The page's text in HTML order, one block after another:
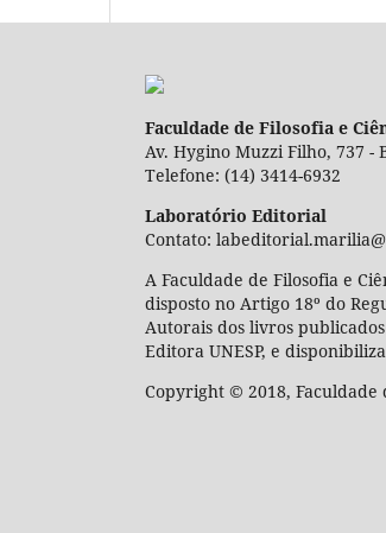
Faculdade de Filosofia e
Av. Hygino Muzzi Filho, 737 -
Telefone: (14) 3414-6932
Laboratório Editorial
Contato:
A Faculdade de Filosofia e
disposto no Artigo 18º do
Autorais dos livros
Editora UNESP, e
Copyright © 2018, Faculdade